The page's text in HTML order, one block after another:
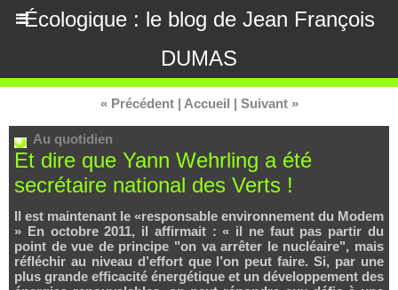
Écologique : le blog de Jean François
DUMAS
« Précédent | Accueil | Suivant »
Au quotidien
Et dire que Yann Wehrling a été
secrétaire national des Verts !
Il est maintenant le «responsable environnement du Modem
» En octobre 2011, il affirmait : « il ne faut pas partir du
point de vue de principe "on va arrêter le nucléaire", mais
réfléchir au niveau d’effort que l’on peut faire. Si, par une
plus grande efficacité énergétique et un développement des